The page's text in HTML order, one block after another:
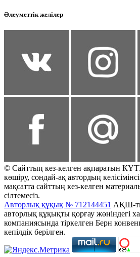
Әлеуметтік желілер
© Сайттың кез-келген ақпаратын
көшіру, сондай-ақ автордың
мақсатта сайттың кез-келген
сілтемесіз.
Авторлық құқық № 712144451 АҚШ-
авторлық құқықты қорғау жөніндегі
компаниясында тіркелген Берн
кепілдік берілген.